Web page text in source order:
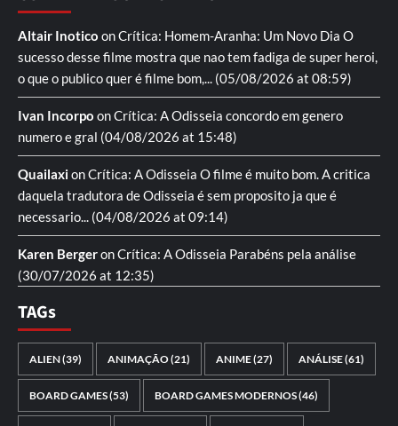
Altair Inotico onCrítica: Homem-Aranha: Um Novo Dia O
sucesso desse filme mostra que nao tem fadiga de super heroi,
o que o publico quer é filme bom,... (05/08/2026 at 08:59)
Ivan Incorpo onCrítica: A Odisseia concordo em genero
numero e gral (04/08/2026 at 15:48)
QuailaxionCrítica: A Odisseia O filme é muito bom. A critica
daquela tradutora de Odisseia é sem proposito ja que é
necessario... (04/08/2026 at 09:14)
Karen BergeronCrítica: A Odisseia Parabéns pela análise
(30/07/2026 at 12:35)
TAGs
ALIEN(39) ANIMAÇÃO(21) ANIME(27) ANÁLISE(61)
BOARD GAMES(53) BOARD GAMES MODERNOS(46)